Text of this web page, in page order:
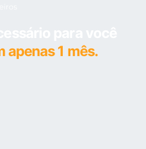
apenas 1 mês.